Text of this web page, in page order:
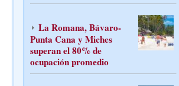
La Romana, Bávaro-
Punta Cana y Miches
superan el 80% de
ocupación promedio